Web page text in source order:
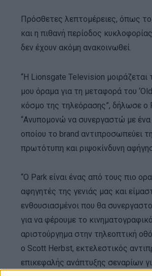
Πρόσθετες λεπτομέρειες, όπως
και η πιθανή περίοδος
δεν έχουν ακόμη ανακοινωθεί.
“Η Lionsgate Television μοιράζεται
μου όραμα για τη μεταφορά του
κόσμο της τηλεόρασης”, δήλωσε ο
“Ανυπομονώ να συνεργαστώ με ένα
οποίου το brand αντιπροσωπεύει
πρωτότυπη και ριψοκίνδυνη
“Ο Park είναι ένας από τους πιο
αφηγητές της γενιάς μας και
ενθουσιασμένοι που θα
για να φέρουμε το
αριστούργημα στην τηλεοπτική
ο Scott Herbst, εκτελεστικός
επικεφαλής ανάπτυξης σεναρίων